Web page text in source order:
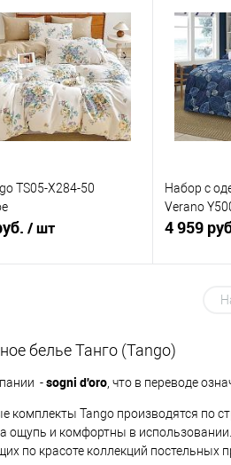
в 1 клик
Сравнение
В наличии
Купить
В
TS05-X284-50
/ шт
в 1 клик
Сравнение
В наличии
Набор с
Verano
4 959
В
белье Танго (Tango)
-sogni d'oro , что в переводе
комплекты Tango производятся по
ощупь и комфортны в
по красоте коллекций постельных